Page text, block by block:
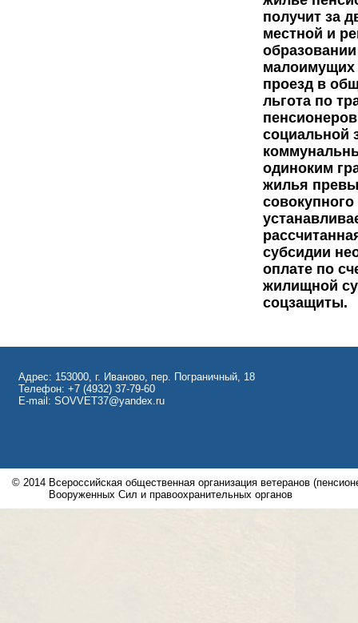
Адрес: 153000, г. Иваново, пер. Пограничный, 18
Телефон: +7 (4932) 37-79-60
E-mail: SOVVET37@yandex.ru
© 2014 Всероссийская общественная организация ветеранов
Вооруженных Сил и правоохранительных органов